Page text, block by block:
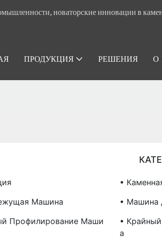
новаторские инновации в
ПРОДУКЦИЯ РЕШЕНИЯ О
•
Машина
• Машина
Профилирование Маши
•
А